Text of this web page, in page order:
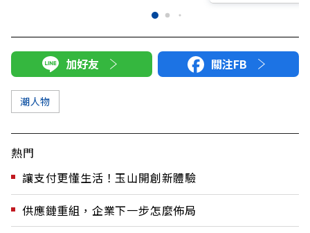
加好友 關注FB
潮人物
熱門
讓支付更懂生活！玉山開創新體驗
供應鏈重組，企業下一步怎麼佈局